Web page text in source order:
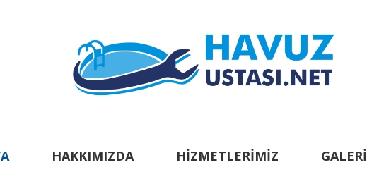
HAKKIMIZDA HIZMETLERIMIZ GALERI